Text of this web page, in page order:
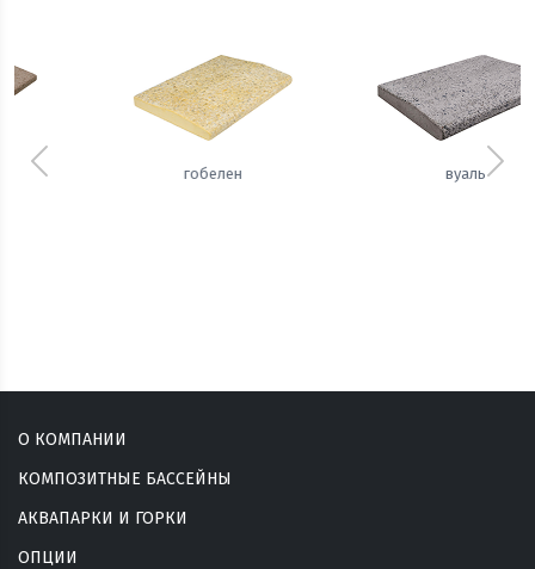
Предыдущий
О КОМПАНИИ
КОМПОЗИТНЫЕ БАССЕЙНЫ
АКВАПАРКИ И ГОРКИ
ОПЦИИ